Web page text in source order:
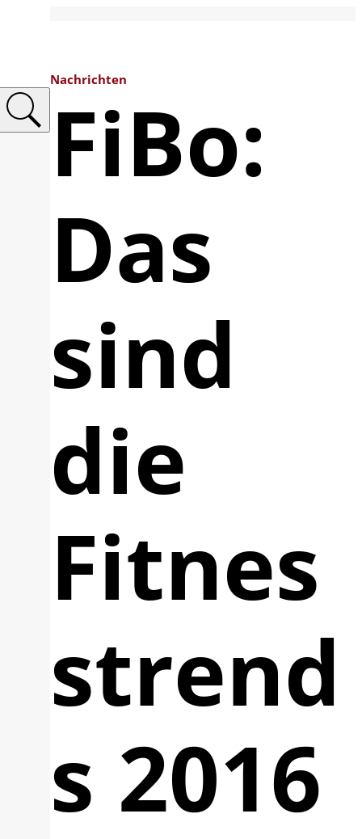
Nachrichten
FiBo:
Das
sind
die
Fitnes
strend
s 2016